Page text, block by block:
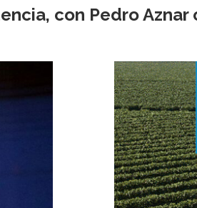
con Pedro